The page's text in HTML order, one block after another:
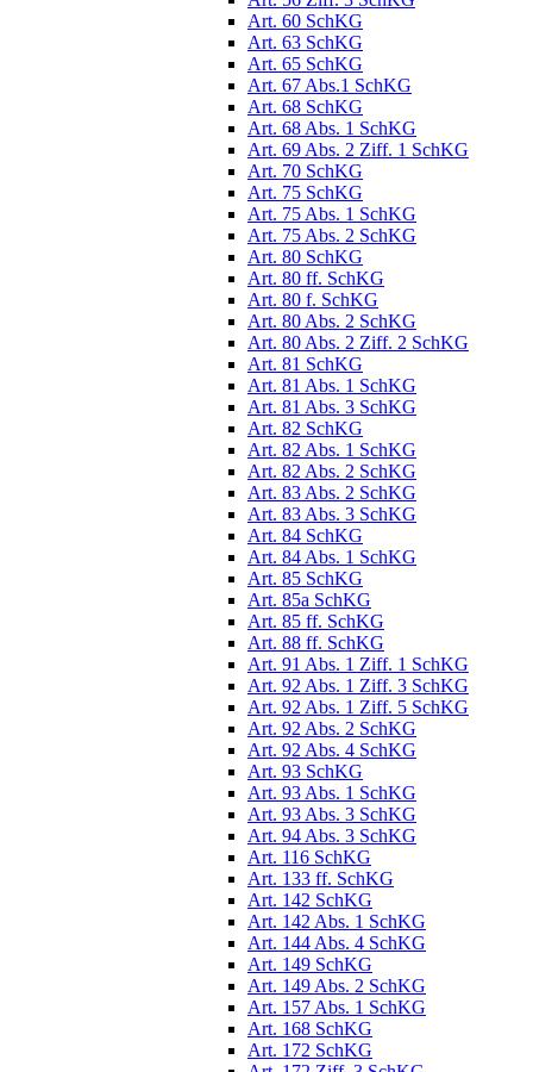
Art. 60 SchKG
Art. 63 SchKG
Art. 65 SchKG
Art. 67 Abs.1 SchKG
Art. 68 SchKG
Art. 68 Abs. 1 SchKG
Art. 69 Abs. 2 Ziff. 1 SchKG
Art. 70 SchKG
Art. 75 SchKG
Art. 75 Abs. 1 SchKG
Art. 75 Abs. 2 SchKG
Art. 80 SchKG
Art. 80 ff. SchKG
Art. 80 f. SchKG
Art. 80 Abs. 2 SchKG
Art. 80 Abs. 2 Ziff. 2 SchKG
Art. 81 SchKG
Art. 81 Abs. 1 SchKG
Art. 81 Abs. 3 SchKG
Art. 82 SchKG
Art. 82 Abs. 1 SchKG
Art. 82 Abs. 2 SchKG
Art. 83 Abs. 2 SchKG
Art. 83 Abs. 3 SchKG
Art. 84 SchKG
Art. 84 Abs. 1 SchKG
Art. 85 SchKG
Art. 85a SchKG
Art. 85 ff. SchKG
Art. 88 ff. SchKG
Art. 91 Abs. 1 Ziff. 1 SchKG
Art. 92 Abs. 1 Ziff. 3 SchKG
Art. 92 Abs. 1 Ziff. 5 SchKG
Art. 92 Abs. 2 SchKG
Art. 92 Abs. 4 SchKG
Art. 93 SchKG
Art. 93 Abs. 1 SchKG
Art. 93 Abs. 3 SchKG
Art. 94 Abs. 3 SchKG
Art. 116 SchKG
Art. 133 ff. SchKG
Art. 142 SchKG
Art. 142 Abs. 1 SchKG
Art. 144 Abs. 4 SchKG
Art. 149 SchKG
Art. 149 Abs. 2 SchKG
Art. 157 Abs. 1 SchKG
Art. 168 SchKG
Art. 172 SchKG